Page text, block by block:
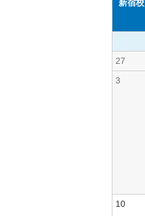
新宿校
27
3
10